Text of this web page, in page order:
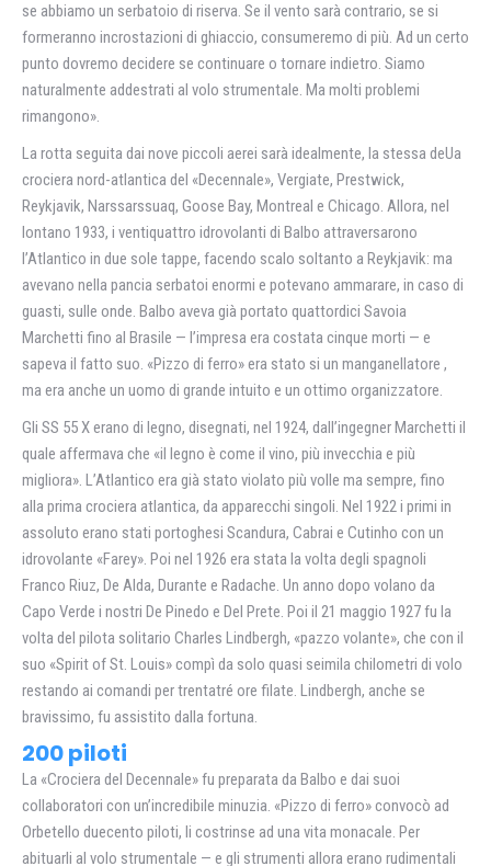
se abbiamo un serbatoio di riserva. Se il vento sarà contrario, se si
formeranno incrostazioni di ghiaccio, consumeremo di più. Ad un certo
punto dovremo decidere se continuare o tornare indietro. Siamo
naturalmente addestrati al volo strumentale. Ma molti problemi
rimangono».
La rotta seguita dai nove piccoli aerei sarà idealmente, la stessa deUa
crociera nord-atlantica del «Decennale», Vergiate, Prestwick,
Reykjavik, Narssarssuaq, Goose Bay, Montreal e Chicago. Allora, nel
lontano 1933, i ventiquattro idrovolanti di Balbo attraversarono
l’Atlantico in due sole tappe, facendo scalo soltanto a Reykjavik: ma
avevano nella pancia serbatoi enormi e potevano ammarare, in caso di
guasti, sulle onde. Balbo aveva già portato quattordici Savoia
Marchetti fino al Brasile — l’impresa era costata cinque morti — e
sapeva il fatto suo. «Pizzo di ferro» era stato si un manganellatore ,
ma era anche un uomo di grande intuito e un ottimo organizzatore.
Gli SS 55 X erano di legno, disegnati, nel 1924, dall’ingegner Marchetti il
quale affermava che «il legno è come il vino, più invecchia e più
migliora». L’Atlantico era già stato violato più volle ma sempre, fino
alla prima crociera atlantica, da apparecchi singoli. Nel 1922 i primi in
assoluto erano stati portoghesi Scandura, Cabrai e Cutinho con un
idrovolante «Farey». Poi nel 1926 era stata la volta degli spagnoli
Franco Riuz, De Alda, Durante e Radache. Un anno dopo volano da
Capo Verde i nostri De Pinedo e Del Prete. Poi il 21 maggio 1927 fu la
volta del pilota solitario Charles Lindbergh, «pazzo volante», che con il
suo «Spirit of St. Louis» compì da solo quasi seimila chilometri di volo
restando ai comandi per trentatré ore filate. Lindbergh, anche se
bravissimo, fu assistito dalla fortuna.
200 piloti
La «Crociera del Decennale» fu preparata da Balbo e dai suoi
collaboratori con un’incredibile minuzia. «Pizzo di ferro» convocò ad
Orbetello duecento piloti, li costrinse ad una vita monacale. Per
abituarli al volo strumentale — e gli strumenti allora erano rudimentali